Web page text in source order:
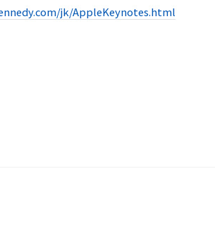
jk/AppleKeynotes.html